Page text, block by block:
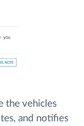
the vehicles
and notifies